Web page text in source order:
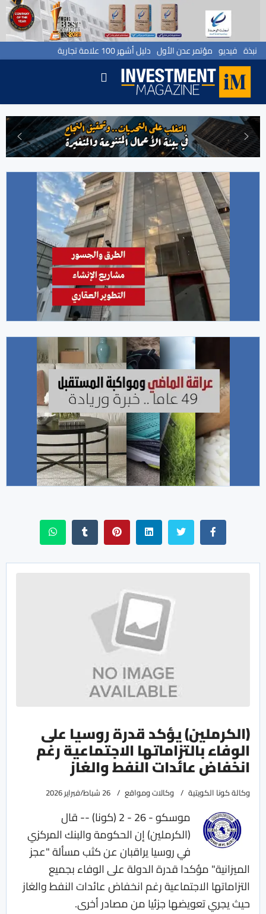
نبذة فيديو مؤتمر عدن الأول دليل أشهر 100 علامة تجارية
(الكرملين) يؤكد قدرة روسيا على
الوفاء بالتزاماتها الاجتماعية رغم
انخفاض عائدات النفط والغاز
وكالة كونا الكويتية وكالات ومواقع 26 شباط/فبراير 2026
موسكو - 26 - 2 (كونا) -- قال
(الكرملين) إن الحكومة والبنك المركزي
في روسيا يراقبان عن كثب مسألة "عجز
الميزانية" مؤكدا قدرة الدولة على الوفاء بجميع
التزاماتها الاجتماعية رغم انخفاض عائدات النفط والغاز
حيث يجري تعويضها جزئيا من مصادر أخرى.